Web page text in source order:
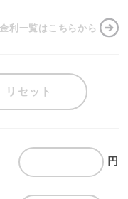
金利一覧はこちらから
リセット
円